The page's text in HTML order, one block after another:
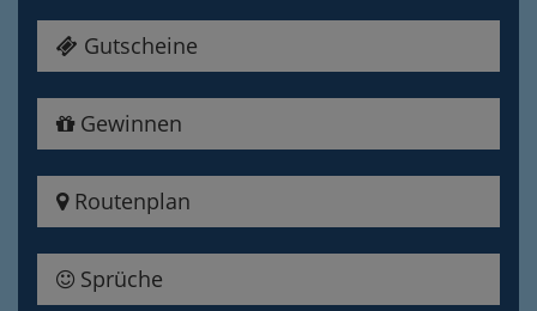
Gutscheine
Gewinnen
Routenplan
Sprüche